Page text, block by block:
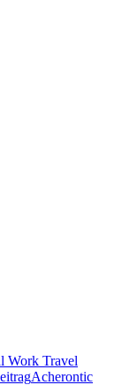
Work Travel
Acherontic